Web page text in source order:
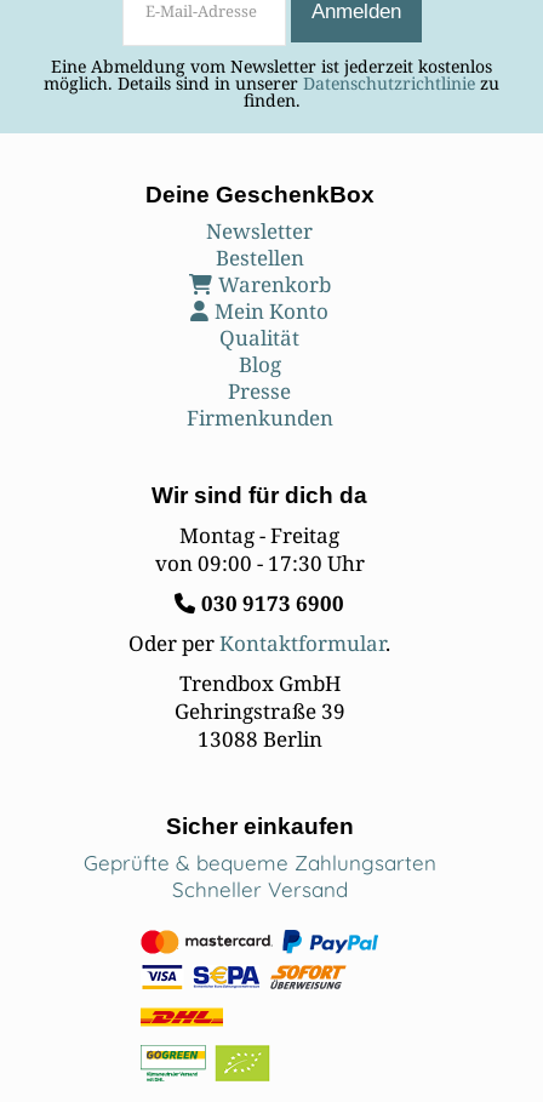
Eine Abmeldung vom Newsletter ist jederzeit kostenlos
möglich. Details sind in unserer Datenschutzrichtlinie zu
finden.
Deine GeschenkBox
Newsletter
Bestellen
Warenkorb
Mein Konto
Qualität
Blog
Presse
Firmenkunden
Wir sind für dich da
Montag - Freitag
von 09:00 - 17:30 Uhr
030 9173 6900
Oder perKontaktformular.
Trendbox GmbH
Gehringstraße 39
13088 Berlin
Sicher einkaufen
Geprüfte & bequeme Zahlungsarten
Schneller Versand